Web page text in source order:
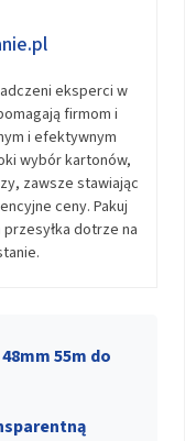
eksperci w
firmom i
i efektywnym
wybór kartonów,
zawsze stawiając
ceny. Pakuj
dotrze na
55m do